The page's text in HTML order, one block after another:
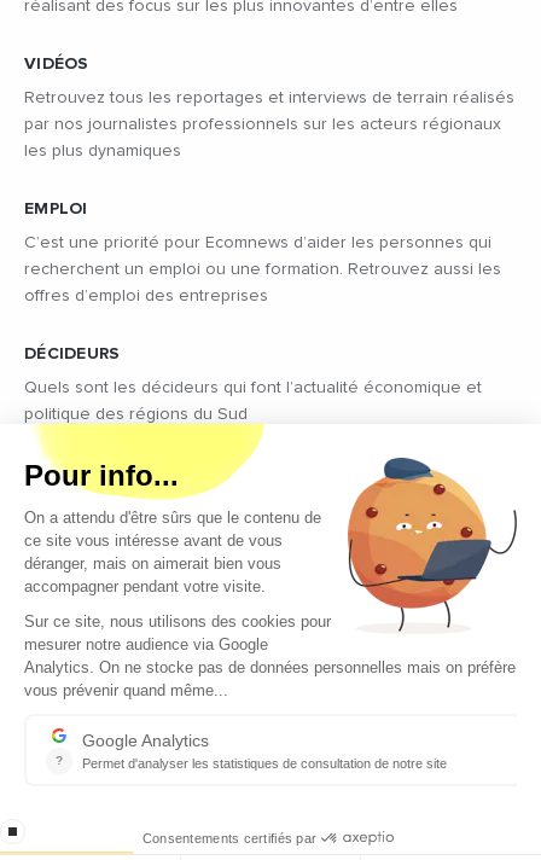
réalisant des focus sur les plus innovantes d’entre elles
VIDÉOS
Retrouvez tous les reportages et interviews de terrain réalisés
par nos journalistes professionnels sur les acteurs régionaux
les plus dynamiques
EMPLOI
C’est une priorité pour Ecomnews d’aider les personnes qui
recherchent un emploi ou une formation. Retrouvez aussi les
offres d’emploi des entreprises
DÉCIDEURS
Quels sont les décideurs qui font l’actualité économique et
politique des régions du Sud
Copyright © 2026 - Tous droits réservés
Qui sommes-nous ?
Contact
Conditions générales d’utilisation